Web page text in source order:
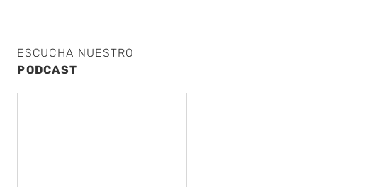
ESCUCHA NUESTRO
PODCAST